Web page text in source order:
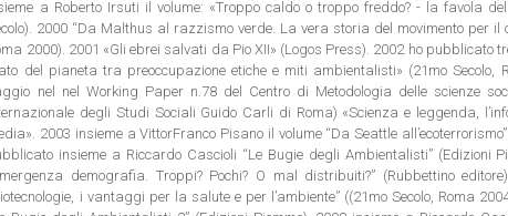
a Roberto Irsuti il volume: «Troppo caldo o troppo freddo? - la favola
2000 “Da Malthus al razzismo verde. La vera storia del movimento per il
2000). 2001 «Gli ebrei salvati da Pio XII» (Logos Press). 2002 ho pubblicato
del pianeta tra preoccupazione etiche e miti ambientalisti» (21mo Secolo,
nel nel Working Paper n.78 del Centro di Metodologia delle scienze
degli Studi Sociali Guido Carli di Roma) «Scienza e leggenda,
2003 insieme a VittorFranco Pisano il volume “Da Seattle
insieme a Riccardo Cascioli “Le Bugie degli Ambientalisti” (Edizioni
demografia. Troppi? Pochi? O mal distribuiti?” (Rubbettino
i vantaggi per la salute e per l’ambiente” ((21mo Secolo, Roma